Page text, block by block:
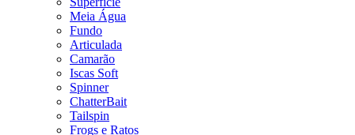
Meia Água
Fundo
Articulada
Camarão
Iscas Soft
Spinner
ChatterBait
Tailspin
Frogs e Ratos